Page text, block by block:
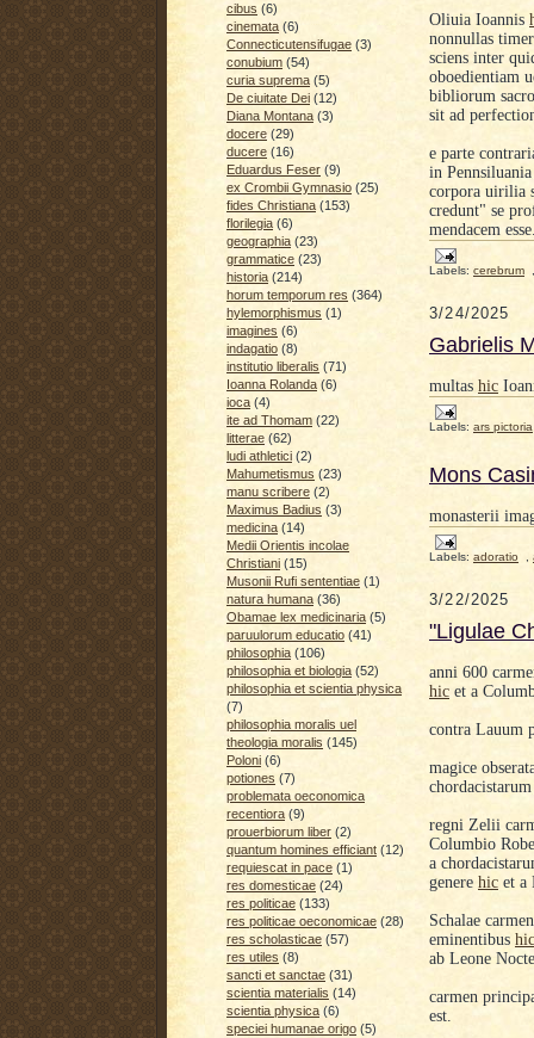
cibus (6)
cinemata (6)
Connecticutensifugae (3)
conubium (54)
curia suprema (5)
De ciuitate Dei (12)
Diana Montana (3)
docere (29)
ducere (16)
Eduardus Feser (9)
ex Crombii Gymnasio (25)
fides Christiana (153)
florilegia (6)
geographia (23)
grammatice (23)
historia (214)
horum temporum res (364)
hylemorphismus (1)
imagines (6)
indagatio (8)
institutio liberalis (71)
Ioanna Rolanda (6)
ioca (4)
ite ad Thomam (22)
litterae (62)
ludi athletici (2)
Mahumetismus (23)
manu scribere (2)
Maximus Badius (3)
medicina (14)
Medii Orientis incolae
Christiani (15)
Musonii Rufi sententiae (1)
natura humana (36)
Obamae lex medicinaria (5)
paruulorum educatio (41)
philosophia (106)
philosophia et biologia (52)
philosophia et scientia physica
(7)
philosophia moralis uel
theologia moralis (145)
Poloni (6)
potiones (7)
problemata oeconomica
recentiora (9)
prouerbiorum liber (2)
quantum homines efficiant (12)
requiescat in pace (1)
res domesticae (24)
res politicae (133)
res politicae oeconomicae (28)
res scholasticae (57)
res utiles (8)
sancti et sanctae (31)
scientia materialis (14)
scientia physica (6)
speciei humanae origo (5)
Oliuia Ioannis
nonnullas
sciens inter
oboedientiam
bibliorum
sit ad
e parte
in
corpora uirilia
credunt" se
mendacem
Labels: cerebrum
3/24/2025
Gabrielis
multas hic
Labels: ars pictoria
Mons
monasterii
Labels: adoratio
3/22/2025
"Ligulae
anni 600
hic et a
contra Lauum
magice
regni Zelii
Columbio
a
genere hic et a
Schalae
eminentibus hic
ab Leone
carmen
est.